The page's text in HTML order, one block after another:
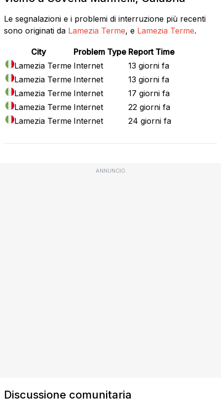
Le segnalazioni e i problemi di interruzione più recenti
sono originati da Lamezia Terme, e Lamezia Terme.
City Problem Type Report Time
Lamezia Terme Internet
13 giorni fa
Lamezia Terme Internet
13 giorni fa
Lamezia Terme Internet
17 giorni fa
Lamezia Terme Internet
22 giorni fa
Lamezia Terme Internet 24 giorni fa
ANNUNCIO
Discussione comunitaria